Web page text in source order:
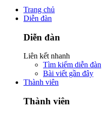
Trang chủ
Diễn đàn
Diễn đàn
Liên kết nhanh
Tìm kiếm diễn đàn
Bài viết gần đây
Thành viên
Thành viên